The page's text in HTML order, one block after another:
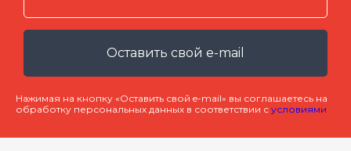
Оставить свой e-mail
Нажимая на кнопку «Оставить свой e-mail» вы соглашаетесь на
обработку персональных данных в соответствии с условиями